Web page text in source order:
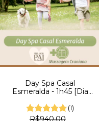
Day Spa Casal
Esmeralda - 1h45 [Dia
(1)
R$940,00